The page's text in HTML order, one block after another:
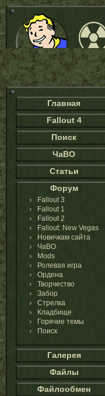
Главная
Fallout 4
Поиск
ЧаВО
Статьи
Форум
Fallout 3
Fallout 1
Fallout 2
Fallout: New Vegas
Новичкам сайта
ЧаВО
Mods
Ролевая игра
Ордена
Творчество
Забор
Стрелка
Кладбище
Горячие темы
Поиск
Галерея
Файлы
Файлообмен